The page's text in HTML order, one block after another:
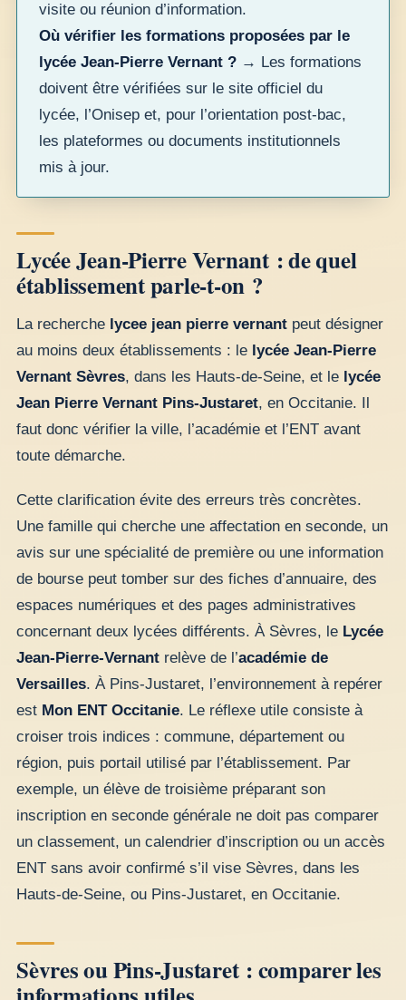
visite ou réunion d’information.
Où vérifier les formations proposées par le
lycée Jean-Pierre Vernant ? → Les formations
doivent être vérifiées sur le site officiel du
lycée, l’Onisep et, pour l’orientation post-bac,
les plateformes ou documents institutionnels
mis à jour.
Lycée Jean-Pierre Vernant : de quel
établissement parle-t-on ?
La recherche lycee jean pierre vernant peut désigner
au moins deux établissements : le lycée Jean-Pierre
Vernant Sèvres, dans les Hauts-de-Seine, et le lycée
Jean Pierre Vernant Pins-Justaret, en Occitanie. Il
faut donc vérifier la ville, l’académie et l’ENT avant
toute démarche.
Cette clarification évite des erreurs très concrètes.
Une famille qui cherche une affectation en seconde, un
avis sur une spécialité de première ou une information
de bourse peut tomber sur des fiches d’annuaire, des
espaces numériques et des pages administratives
concernant deux lycées différents. À Sèvres, le Lycée
Jean-Pierre-Vernant relève de l’académie de
Versailles. À Pins-Justaret, l’environnement à repérer
est Mon ENT Occitanie. Le réflexe utile consiste à
croiser trois indices : commune, département ou
région, puis portail utilisé par l’établissement. Par
exemple, un élève de troisième préparant son
inscription en seconde générale ne doit pas comparer
un classement, un calendrier d’inscription ou un accès
ENT sans avoir confirmé s’il vise Sèvres, dans les
Hauts-de-Seine, ou Pins-Justaret, en Occitanie.
Sèvres ou Pins-Justaret : comparer les